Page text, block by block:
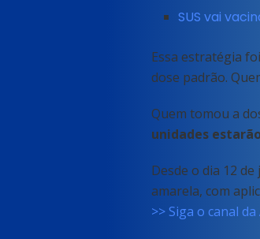
SUS vai
Essa estratégia
dose padrão.
Quem tomou a
unidades
Desde o dia 12 de
amarela, com
>> Siga o canal da